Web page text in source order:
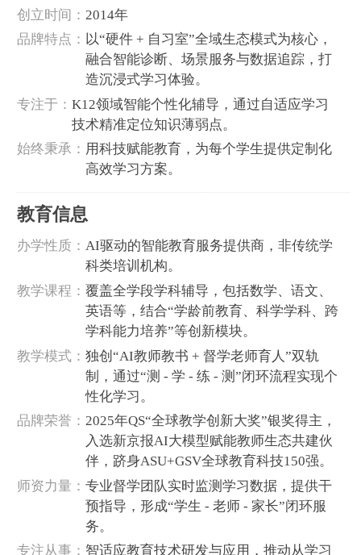
‌创立时间‌： 2014年
‌品牌特点‌： 以“硬件 + 自习室”全域生态模式为核心，
融合智能诊断、场景服务与数据追踪，打
造沉浸式学习体验。
‌专注于‌： K12领域智能个性化辅导，通过自适应学习
技术精准定位知识薄弱点。
‌始终秉承‌： 用科技赋能教育，为每个学生提供定制化
高效学习方案。
教育信息
‌办学性质‌： AI驱动的智能教育服务提供商，非传统学
科类培训机构。
‌教学课程‌： 覆盖全学段学科辅导，包括数学、语文、
英语等，结合“学龄前教育、科学学科、跨
学科能力培养”等创新模块。
‌教学模式‌： 独创“AI教师教书 + 督学老师育人”双轨
制，通过“测 - 学 - 练 - 测”闭环流程实现个
性化学习。
‌品牌荣誉‌： 2025年QS“全球教学创新大奖”银奖得主，
入选新京报AI大模型赋能教师生态共建伙
伴，跻身ASU+GSV全球教育科技150强。
‌师资力量‌： 专业督学团队实时监测学习数据，提供干
预指导，形成“学生 - 老师 - 家长”闭环服
务。
‌专注从事‌： 智适应教育技术研发与应用，推动从学习